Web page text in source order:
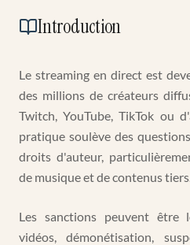
Introduction
Le streaming en direct est
des millions de créateurs
Twitch, YouTube, TikTok ou
pratique soulève des
droits d'auteur,
de musique et de contenus
Les sanctions peuvent être
vidéos, démonétisation,